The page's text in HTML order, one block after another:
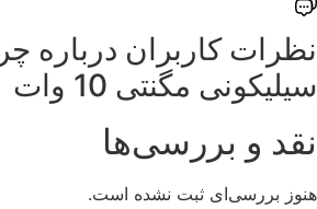
نظرات کاربران درباره
سیلیکونی مگنتی 10 وات
نقد و بررسی‌ها
هنوز بررسی‌ای ثبت نشده است.